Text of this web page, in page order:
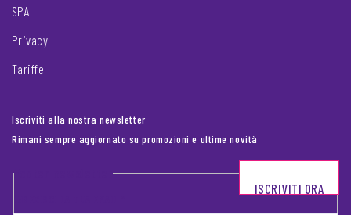
SPA
Privacy
Tariffe
Iscriviti alla nostra newsletter
Rimani sempre aggiornato su promozioni e ultime novità
Footer newsletter
ISCRIVITI ORA